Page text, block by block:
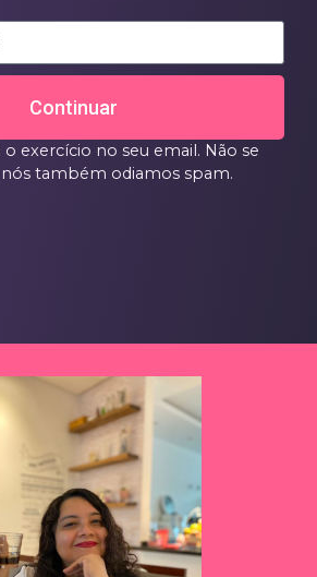
Continuar
exercício no seu email. Não se
também odiamos spam.